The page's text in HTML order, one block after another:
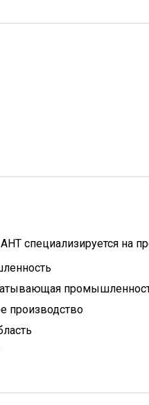
специализируется на
производство